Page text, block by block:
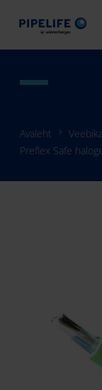
Avaleht
Preflex Safe